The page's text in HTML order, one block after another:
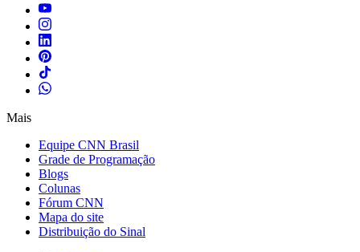
Mais
Equipe CNN Brasil
Grade de Programação
Blogs
Colunas
Fórum CNN
Mapa do site
Distribuição do Sinal